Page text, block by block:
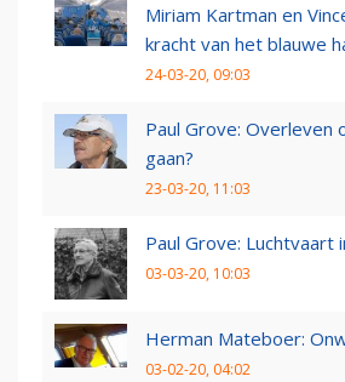
Miriam Kartman en
kracht van het blauwe
24-03-20, 09:03
Paul Grove: Overleven
gaan?
23-03-20, 11:03
Paul Grove: Luchtvaart
03-03-20, 10:03
Herman Mateboer:
03-02-20, 04:02